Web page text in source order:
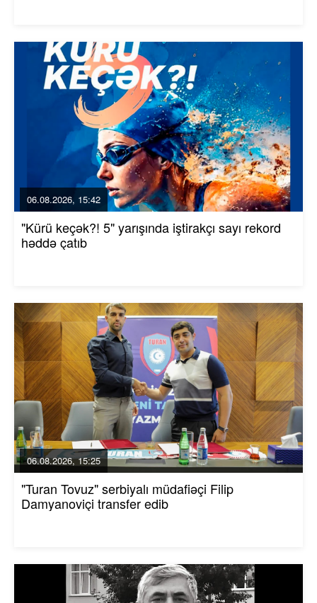
06.08.2026, 15:42
"Kürü keçək?! 5" yarışında iştirakçı sayı rekord
həddə çatıb
06.08.2026, 15:25
"Turan Tovuz" serbiyalı müdafiəçi Filip
Damyanoviçi transfer edib